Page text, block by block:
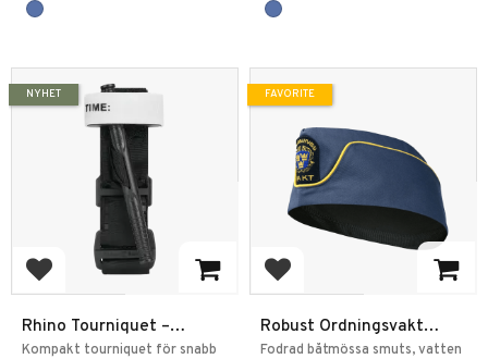
Add to favorites
Rhino Tourniquet –
Professionell Tourniquet
Kompakt tourniquet för snabb
NYHET
Add to favorites
Robust Ordningsvakt
Båtmössa OV Emblem
Fodrad båtmössa smuts, vatten
FAVORITE